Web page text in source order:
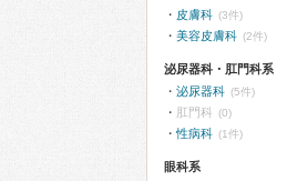
皮膚科 (3件)
美容皮膚科 (2件)
泌尿器科・肛門科系
泌尿器科 (5件)
肛門科 (0)
性病科 (1件)
眼科系